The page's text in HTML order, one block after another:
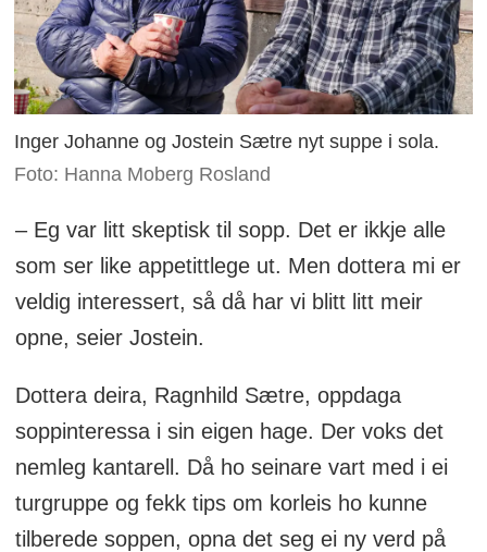
Inger Johanne og Jostein Sætre nyt suppe i sola.
Foto: Hanna Moberg Rosland
– Eg var litt skeptisk til sopp. Det er ikkje alle
som ser like appetittlege ut. Men dottera mi er
veldig interessert, så då har vi blitt litt meir
opne, seier Jostein.
Dottera deira, Ragnhild Sætre, oppdaga
soppinteressa i sin eigen hage. Der voks det
nemleg kantarell. Då ho seinare vart med i ei
turgruppe og fekk tips om korleis ho kunne
tilberede soppen, opna det seg ei ny verd på